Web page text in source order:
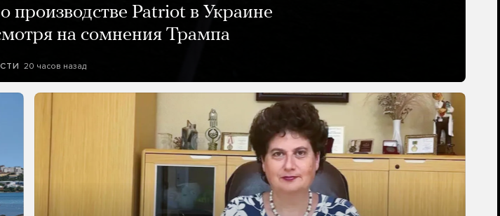
производстве Patriot в Украине
на сомнения Трампа
20 часов назад